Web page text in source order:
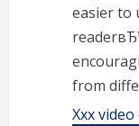
easier to
from
Xxx